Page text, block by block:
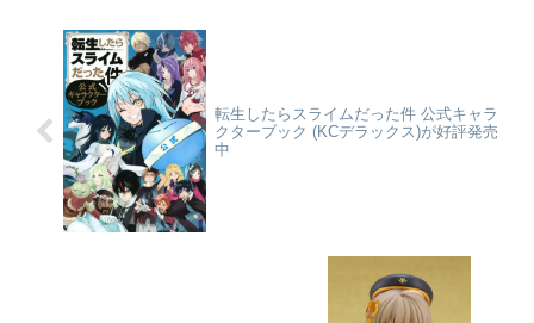
ベンジャーズ」製作委員会
colleizeで探す
転生したらスライムだった件 公式キャラ
クターブック (KCデラックス)が好評発売
中